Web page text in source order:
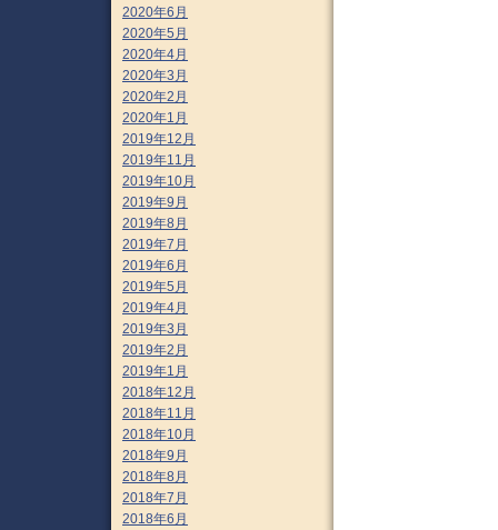
2020年6月
2020年5月
2020年4月
2020年3月
2020年2月
2020年1月
2019年12月
2019年11月
2019年10月
2019年9月
2019年8月
2019年7月
2019年6月
2019年5月
2019年4月
2019年3月
2019年2月
2019年1月
2018年12月
2018年11月
2018年10月
2018年9月
2018年8月
2018年7月
2018年6月